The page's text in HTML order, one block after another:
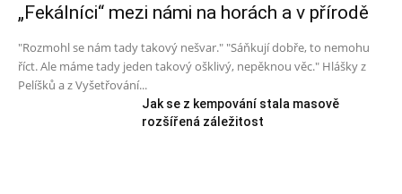
„Fekálníci“ mezi námi na horách a v přírodě
"Rozmohl se nám tady takový nešvar." "Sáňkují dobře, to nemohu
říct. Ale máme tady jeden takový ošklivý, nepěknou věc." Hlášky z
Pelíšků a z Vyšetřování...
Jak se z kempování stala masově
rozšířená záležitost